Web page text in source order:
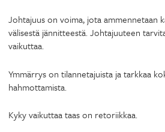
Johtajuus on voima, jota ammennetaan
välisestä jännitteestä. Johtajuuteen
vaikuttaa.
Ymmärrys on tilannetajuista ja tarkkaa
hahmottamista.
Kyky vaikuttaa taas on retoriikkaa.